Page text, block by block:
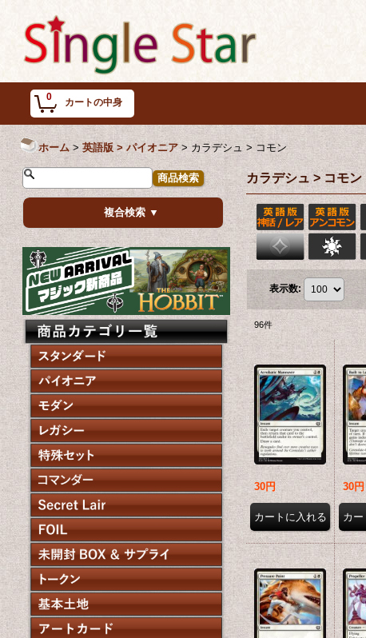
0 カートの中身
ホーム > 英語版 > パイオニア > カラデシュ > コモン
複合検索 ▼
カラデシュ > コモン
表示数:
96件
30円 30円